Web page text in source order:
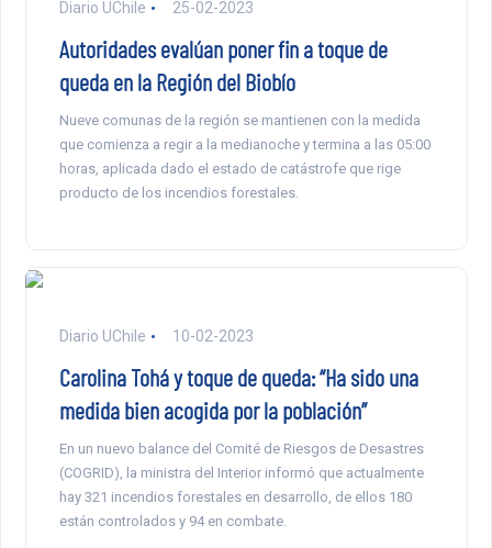
Diario UChile 25-02-2023
Autoridades evalúan poner fin a toque de
queda en la Región del Biobío
Nueve comunas de la región se mantienen con la medida
que comienza a regir a la medianoche y termina a las 05:00
horas, aplicada dado el estado de catástrofe que rige
producto de los incendios forestales.
Diario UChile 10-02-2023
Carolina Tohá y toque de queda: “Ha sido una
medida bien acogida por la población”
En un nuevo balance del Comité de Riesgos de Desastres
(COGRID), la ministra del Interior informó que actualmente
hay 321 incendios forestales en desarrollo, de ellos 180
están controlados y 94 en combate.